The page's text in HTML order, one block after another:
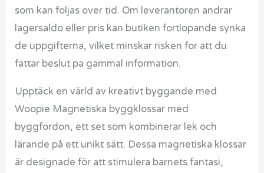
som kan foljas over tid. Om leverantoren andrar
lagersaldo eller pris kan butiken fortlopande synka
de uppgifterna, vilket minskar risken for att du
fattar beslut pa gammal information.
Upptäck en värld av kreativt byggande med
Woopie Magnetiska byggklossar med
byggfordon, ett set som kombinerar lek och
lärande på ett unikt sätt. Dessa magnetiska klossar
är designade för att stimulera barnets fantasi,